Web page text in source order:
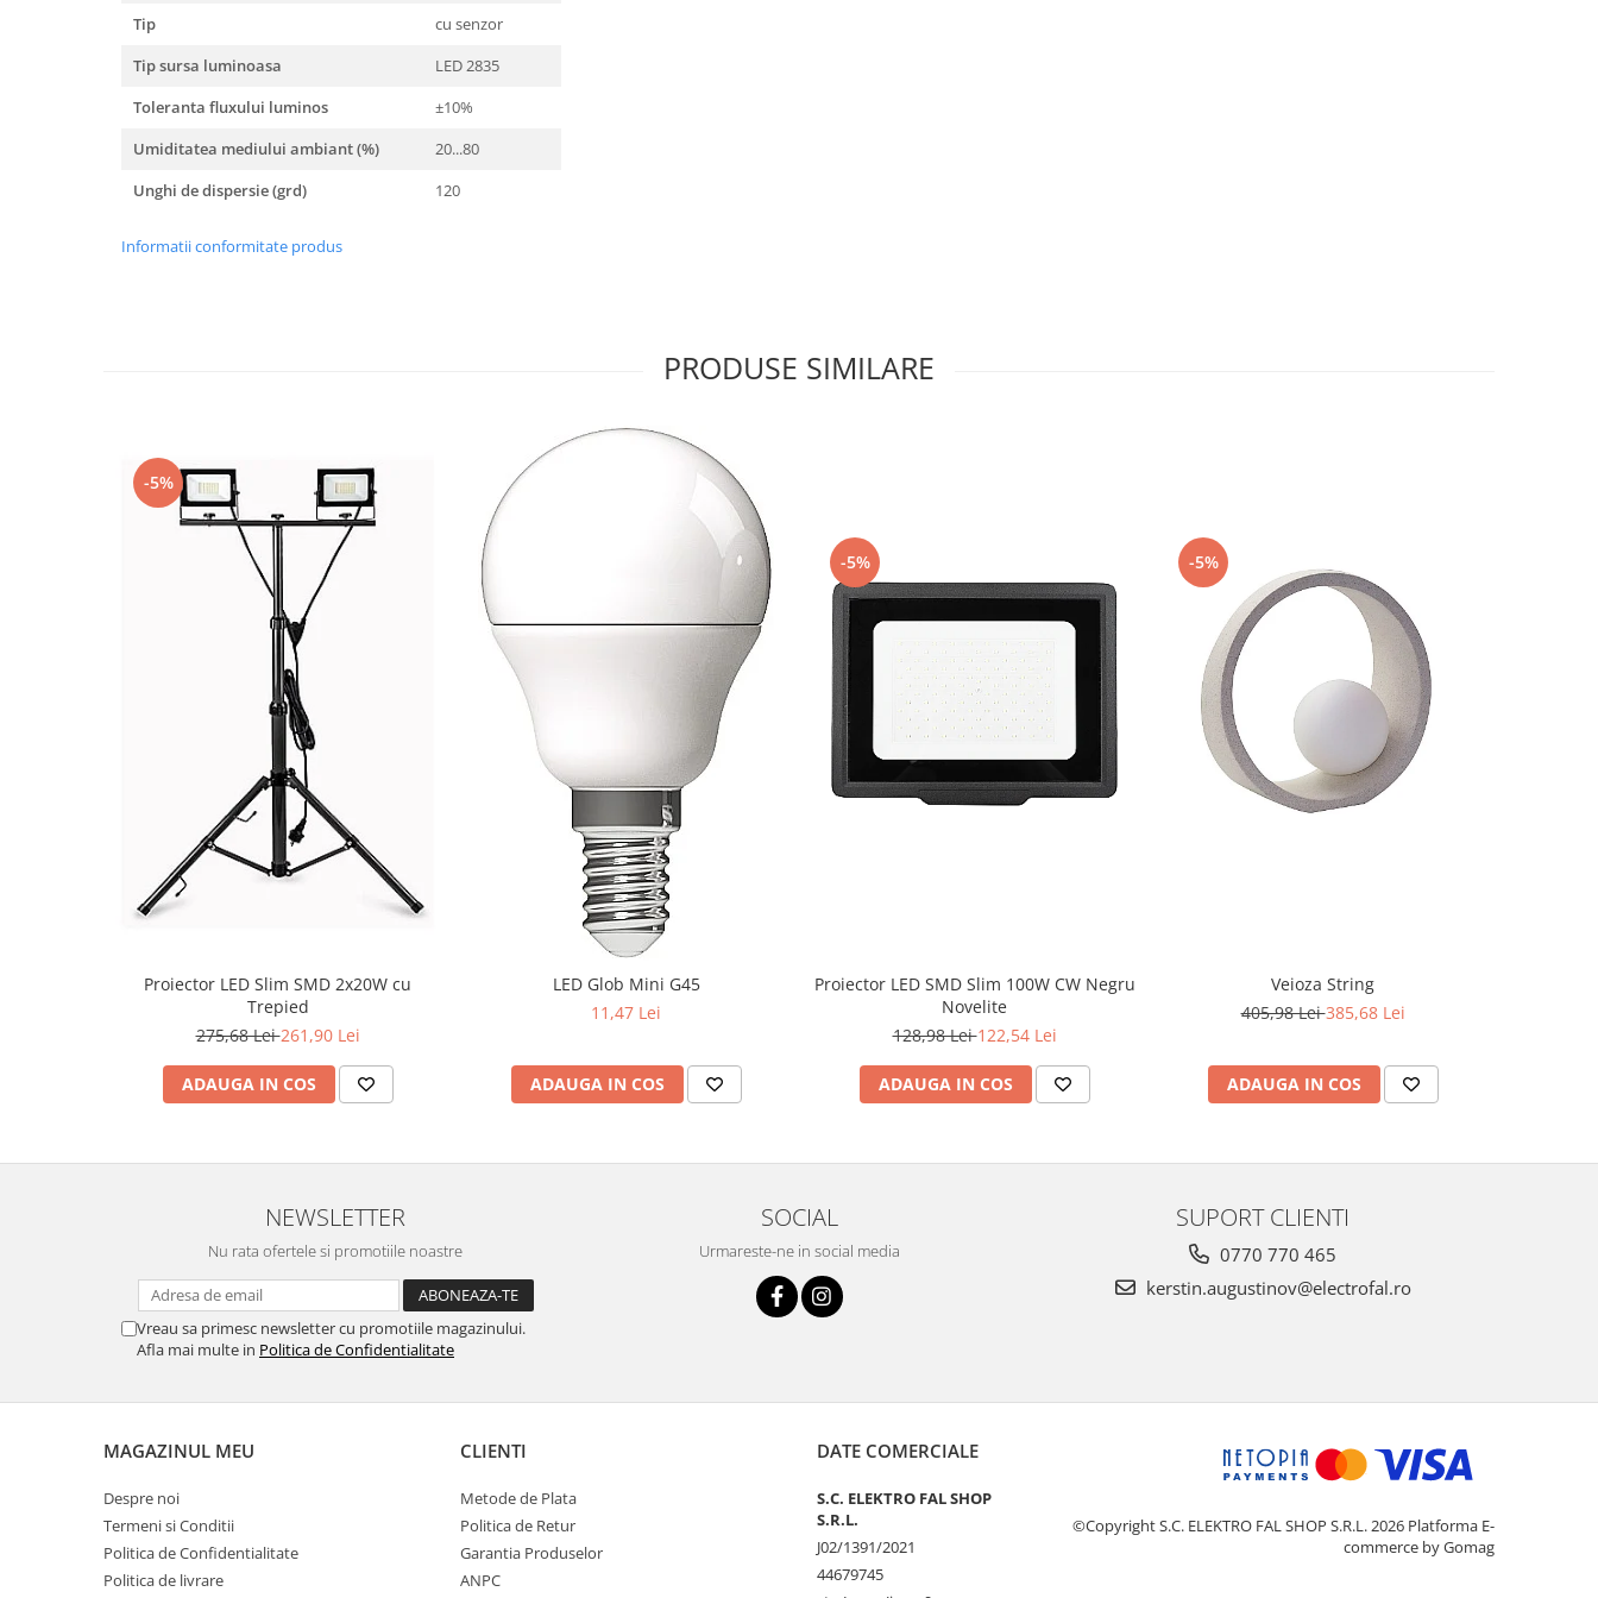
Tip
cu senzor
Tip sursa luminoasa
LED 2835
Toleranta fluxului luminos
±10%
Umiditatea mediului ambiant (%)
20...80
Unghi de dispersie (grd)
120
Informatii conformitate produs
PRODUSE SIMILARE
-5%
Proiector LED Slim SMD 2x20W cu
Trepied
275,68 Lei261,90 Lei
ADAUGA IN COS
LED Glob Mini G45
11,47 Lei
ADAUGA IN COS
-5%
Proiector LED SMD Slim 100W CW Negru
Novelite
128,98 Lei122,54 Lei
ADAUGA IN COS
-5%
Veioza String
405,98 Lei385,68 Lei
ADAUGA IN COS
NEWSLETTER
Nu rata ofertele si promotiile noastre
Vreau sa primesc newsletter cu promotiile magazinului.
Afla mai multe in Politica de Confidentialitate
SOCIAL
Urmareste-ne in social media
SUPORT CLIENTI
0770 770 465
kerstin.augustinov@electrofal.ro
MAGAZINUL MEU
Despre noi
Termeni si Conditii
Politica de Confidentialitate
Politica de livrare
CLIENTI
Metode de Plata
Politica de Retur
Garantia Produselor
ANPC
DATE COMERCIALE
S.C. ELEKTRO FAL SHOP
S.R.L.
J02/1391/2021
44679745
©Copyright S.C. ELEKTRO FAL SHOP S.R.L. 2026 Platforma E-
commerce by Gomag